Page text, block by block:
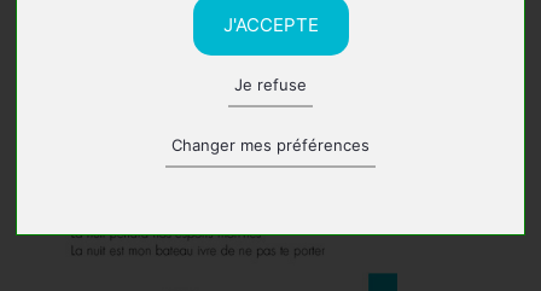
J'ACCEPTE
Je refuse
Changer mes préférences